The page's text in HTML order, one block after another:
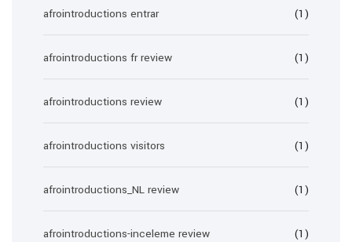
afrointroductions entrar (1)
afrointroductions fr review (1)
afrointroductions review (1)
afrointroductions visitors (1)
afrointroductions_NL review (1)
afrointroductions-inceleme review (1)